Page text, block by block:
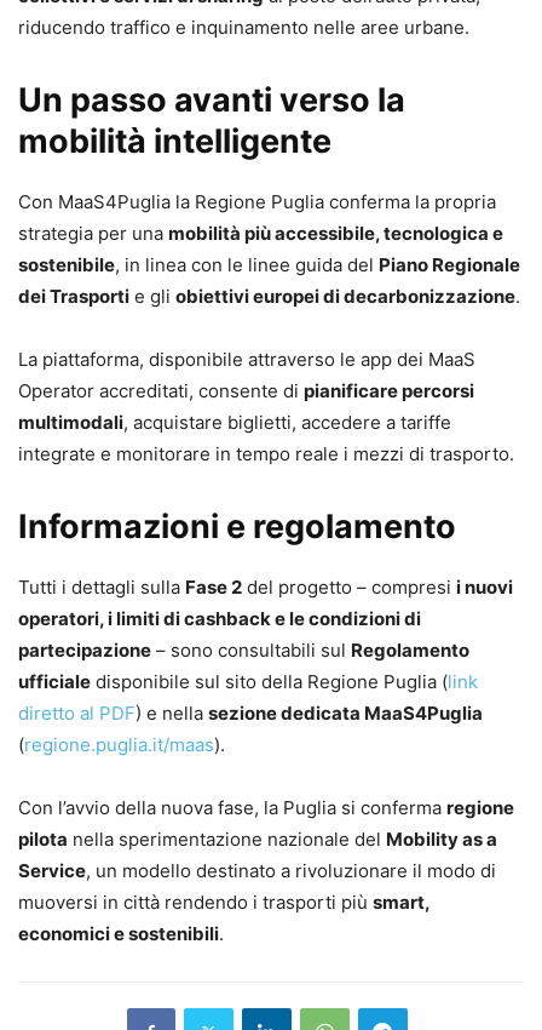
riducendo traffico e inquinamento nelle aree urbane.
Un passo avanti verso la
mobilità intelligente
Con MaaS4Puglia la Regione Puglia conferma la propria
strategia per una mobilità più accessibile, tecnologica e
sostenibile, in linea con le linee guida del Piano Regionale
dei Trasporti e gli obiettivi europei di decarbonizzazione.
La piattaforma, disponibile attraverso le app dei MaaS
Operator accreditati, consente di pianificare percorsi
multimodali, acquistare biglietti, accedere a tariffe
integrate e monitorare in tempo reale i mezzi di trasporto.
Informazioni e regolamento
Tutti i dettagli sulla Fase 2 del progetto – compresi i nuovi
operatori, i limiti di cashback e le condizioni di
partecipazione – sono consultabili sul Regolamento
ufficiale disponibile sul sito della Regione Puglia (link
diretto al PDF) e nella sezione dedicata MaaS4Puglia
(regione.puglia.it/maas).
Con l’avvio della nuova fase, la Puglia si conferma regione
pilota nella sperimentazione nazionale del Mobility as a
Service, un modello destinato a rivoluzionare il modo di
muoversi in città rendendo i trasporti più smart,
economici e sostenibili.